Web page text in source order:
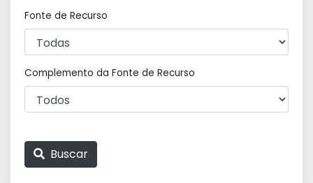
Fonte de Recurso
Complemento da Fonte de Recurso
Buscar